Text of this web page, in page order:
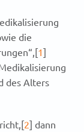
die
1]
des Alters
2] dann